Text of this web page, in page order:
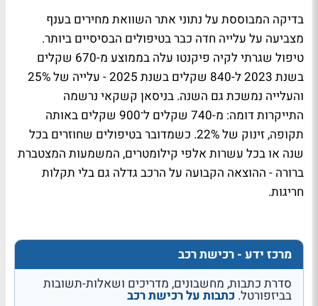
בדיקה המבוססת על נתוני אתר השוואת מחירים בענף
מצביעה על עלייה חדה כבר בטיפולים הבסיסיים ביותר.
טיפול שגרתי לקיה פיקנטו עלה בממוצע מ-670 שקלים
בשנת 2023 ל-840 שקלים בשנת 2025 - עלייה של 25%
והעלייה נמשכת גם השנה. בניסאן קשקאי נרשמה
התייקרות דומה: מ-740 שקלים ל־900 שקלים באותה
תקופה, זינוק של 22%. כשמדובר בטיפולים שחוזרים בכל
שנה או בכל עשרות אלפי קילומטרים, המשמעות המצטברת
ברורה - ההוצאה הקבועה על הרכב גדלה גם בלי תקלות
חריגות.
מרכז ידע - רכישת רכב
סדרת כתבות, מחשבונים, מדריכים ושאלות-תשובות
בביזפורטל. כתבות על רכישת רכב